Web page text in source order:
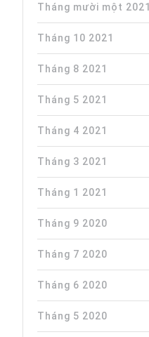
Tháng mười một 2021
Tháng 10 2021
Tháng 8 2021
Tháng 5 2021
Tháng 4 2021
Tháng 3 2021
Tháng 1 2021
Tháng 9 2020
Tháng 7 2020
Tháng 6 2020
Tháng 5 2020